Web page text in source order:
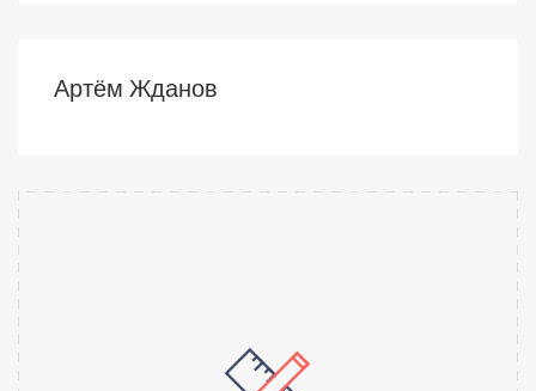
Артём Жданов